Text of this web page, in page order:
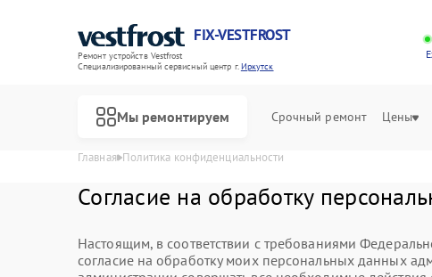
FIX-VESTFROST
Ремонт устройств Vestfrost
Специализированный cервисный центр г.Иркутск
Мы ремонтируем Срочный ремонт Цены
Главная Политика конфиденциальности
Согласие на обработку
Настоящим, в соответствии с требованиями
согласие на обработку моих персональных данных